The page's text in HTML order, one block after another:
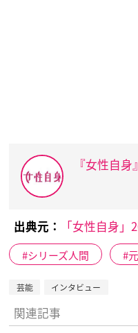
『女性自
出典元： 「女性自身
シリーズ人間
芸能 インタビュー
関連記事